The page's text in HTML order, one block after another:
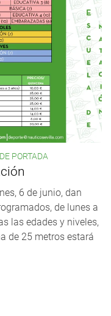
PORTADA
6 de junio, dan
de lunes a
las edades y niveles,
de 25 metros estará